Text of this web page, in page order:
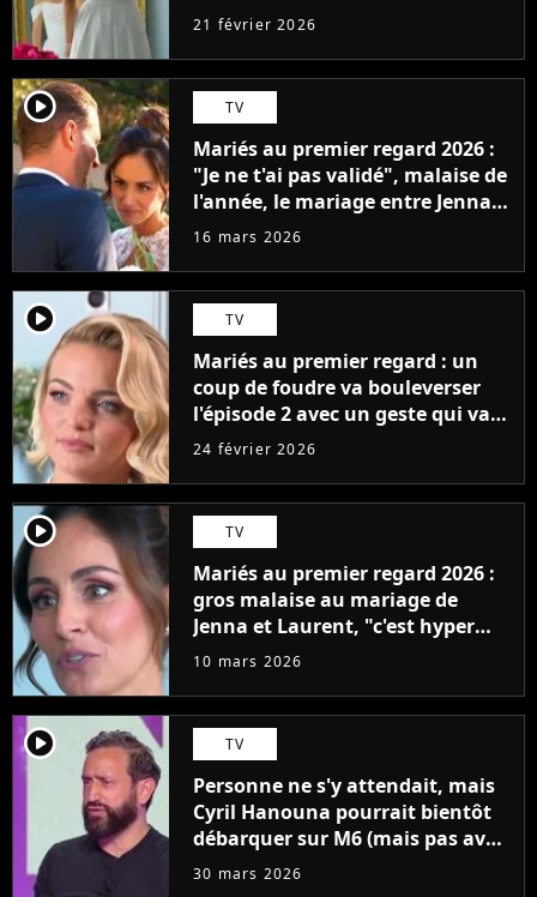
compatibilité
21 février 2026
player2 TV
Mariés au premier regard 2026 :
"Je ne t'ai pas validé", malaise de
l'année, le mariage entre Jenna
et Laurent tourne à la
16 mars 2026
player2 TV
Mariés au premier regard : un
coup de foudre va bouleverser
l'épisode 2 avec un geste qui va
faire fondre les proches
24 février 2026
player2 TV
Mariés au premier regard 2026 :
gros malaise au mariage de
Jenna et Laurent, "c'est hyper
gênant"
10 mars 2026
player2 TV
Personne ne s'y attendait, mais
Cyril Hanouna pourrait bientôt
débarquer sur M6 (mais pas avec
TBT9)
30 mars 2026